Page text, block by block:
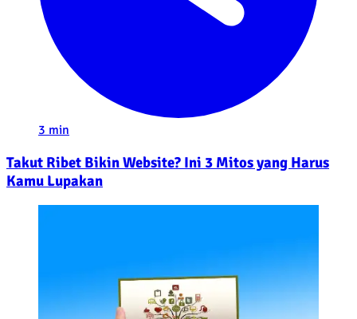
3 min
Takut Ribet Bikin Website? Ini 3 Mitos yang Harus
Kamu Lupakan